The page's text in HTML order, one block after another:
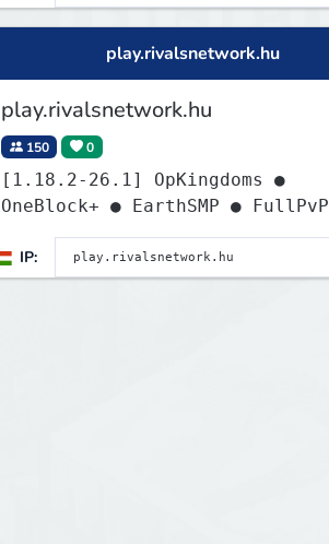
play.rivalsnetwork.hu
play.rivalsnetwork.hu
150 0
[1.18.2-26.1] OpKingdoms ●
OneBlock+ ● EarthSMP ● FullPvP
IP: